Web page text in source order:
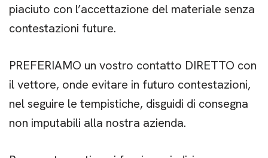
piaciuto con l’accettazione del materiale senza
contestazioni future.
PREFERIAMO un vostro contatto DIRETTO con
il vettore, onde evitare in futuro contestazioni,
nel seguire le tempistiche, disguidi di consegna
non imputabili alla nostra azienda.